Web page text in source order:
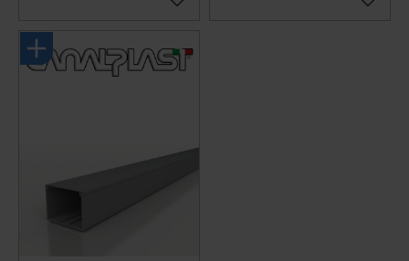
Lägg till i favoriter Lägg